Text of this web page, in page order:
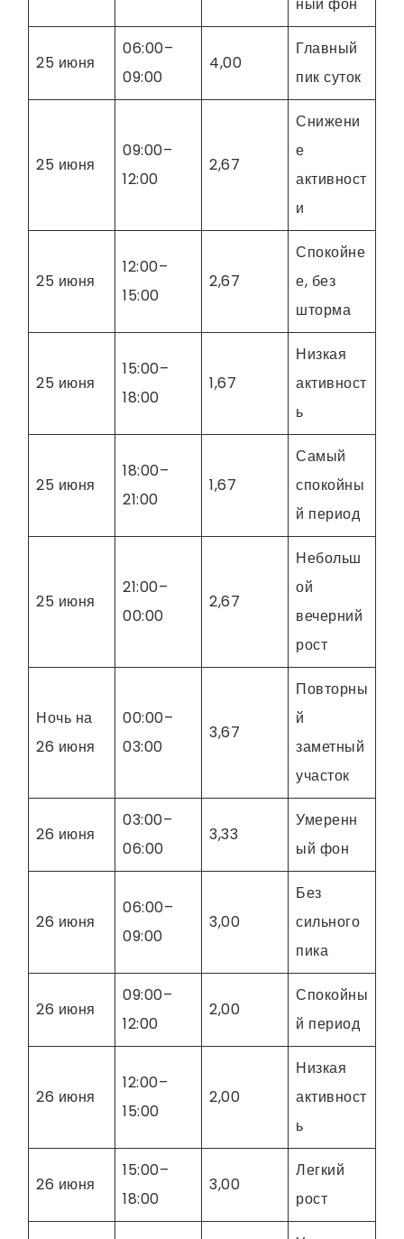
ный фон
25 июня
06:00–
09:00
4,00
Главный
пик суток
25 июня
09:00–
12:00
2,67
Снижени
е
активност
и
25 июня
12:00–
15:00
2,67
Спокойне
е, без
шторма
25 июня
15:00–
18:00
1,67
Низкая
активност
ь
25 июня
18:00–
21:00
1,67
Самый
спокойны
й период
25 июня
21:00–
00:00
2,67
Небольш
ой
вечерний
рост
Ночь на
26 июня
00:00–
03:00
3,67
Повторны
й
заметный
участок
26 июня
03:00–
06:00
3,33
Умеренн
ый фон
26 июня
06:00–
09:00
3,00
Без
сильного
пика
26 июня
09:00–
12:00
2,00
Спокойны
й период
26 июня
12:00–
15:00
2,00
Низкая
активност
ь
26 июня
15:00–
18:00
3,00
Легкий
рост